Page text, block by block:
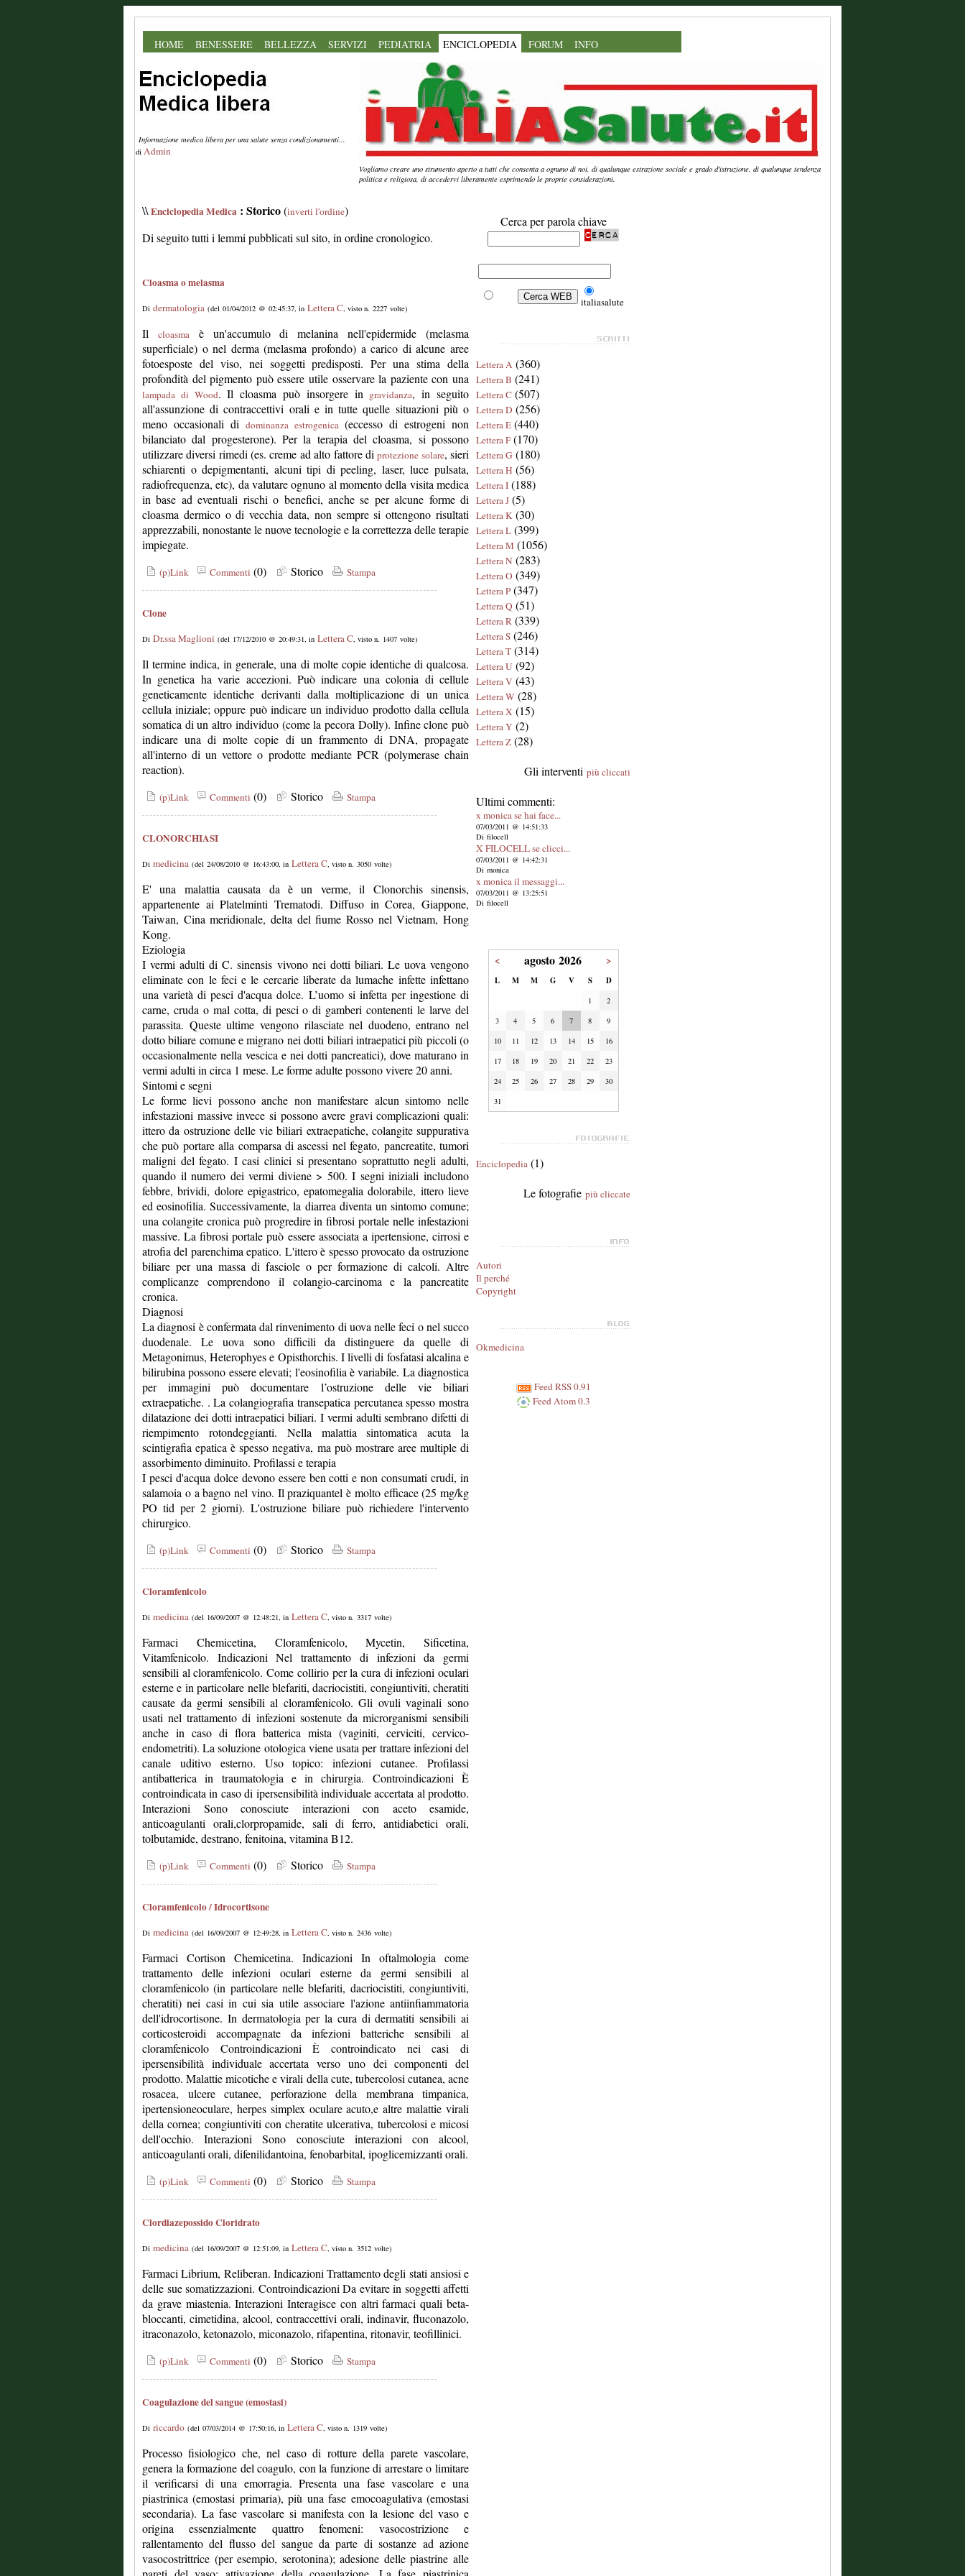
HOME BENESSERE BELLEZZA SERVIZI PEDIATRIA ENCICLOPEDIA FORUM INFO
Informazione medica libera per una salute senza condizionamenti...
di Admin
Vogliamo creare uno strumento aperto a tutti che consenta a ognuno di noi, di qualunque estrazione sociale e grado d'istruzione, di qualunque tendenza
politica e religiosa, di accedervi liberamente esprimendo le proprie considerazioni.
\\Enciclopedia Medica : Storico(inverti l'ordine)
Di seguito tutti i lemmi pubblicati sul sito, in ordine cronologico.
Cloasma o melasma
Di dermatologia (del 01/04/2012 @ 02:45:37, in Lettera C, visto n. 2227 volte)
Il cloasma è un'accumulo di melanina nell'epidermide (melasma
superficiale) o nel derma (melasma profondo) a carico di alcune aree
fotoesposte del viso, nei soggetti predisposti. Per una stima della
profondità del pigmento può essere utile osservare la paziente con una
lampada di Wood. Il cloasma può insorgere in gravidanza, in seguito
all'assunzione di contraccettivi orali e in tutte quelle situazioni più o
meno occasionali di dominanza estrogenica (eccesso di estrogeni non
bilanciato dal progesterone). Per la terapia del cloasma, si possono
utilizzare diversi rimedi (es. creme ad alto fattore diprotezione solare, sieri
schiarenti o depigmentanti, alcuni tipi di peeling, laser, luce pulsata,
radiofrequenza, etc), da valutare ognuno al momento della visita medica
in base ad eventuali rischi o benefici, anche se per alcune forme di
cloasma dermico o di vecchia data, non sempre si ottengono risultati
apprezzabili, nonostante le nuove tecnologie e la correttezza delle terapie
impiegate.
(p)Link Commenti (0) Storico Stampa
Clone
Di Dr.ssa Maglioni (del 17/12/2010 @ 20:49:31, in Lettera C, visto n. 1407 volte)
Il termine indica, in generale, una di molte copie identiche di qualcosa.
In genetica ha varie accezioni. Può indicare una colonia di cellule
geneticamente identiche derivanti dalla moltiplicazione di un unica
cellula iniziale; oppure può indicare un individuo prodotto dalla cellula
somatica di un altro individuo (come la pecora Dolly). Infine clone può
indicare una di molte copie di un frammento di DNA, propagate
all'interno di un vettore o prodotte mediante PCR (polymerase chain
reaction).
(p)Link Commenti (0) Storico Stampa
CLONORCHIASI
Di medicina (del 24/08/2010 @ 16:43:00, in Lettera C, visto n. 3050 volte)
E' una malattia causata da è un verme, il Clonorchis sinensis,
appartenente ai Platelminti Trematodi. Diffuso in Corea, Giappone,
Taiwan, Cina meridionale, delta del fiume Rosso nel Vietnam, Hong
Kong.
Eziologia
I vermi adulti di C. sinensis vivono nei dotti biliari. Le uova vengono
eliminate con le feci e le cercarie liberate da lumache infette infettano
una varietà di pesci d'acqua dolce. L’uomo si infetta per ingestione di
carne, cruda o mal cotta, di pesci o di gamberi contenenti le larve del
parassita. Queste ultime vengono rilasciate nel duodeno, entrano nel
dotto biliare comune e migrano nei dotti biliari intraepatici più piccoli (o
occasionalmente nella vescica e nei dotti pancreatici), dove maturano in
vermi adulti in circa 1 mese. Le forme adulte possono vivere 20 anni.
Sintomi e segni
Le forme lievi possono anche non manifestare alcun sintomo nelle
infestazioni massive invece si possono avere gravi complicazioni quali:
ittero da ostruzione delle vie biliari extraepatiche, colangite suppurativa
che può portare alla comparsa di ascessi nel fegato, pancreatite, tumori
maligni del fegato. I casi clinici si presentano soprattutto negli adulti,
quando il numero dei vermi diviene > 500. I segni iniziali includono
febbre, brividi, dolore epigastrico, epatomegalia dolorabile, ittero lieve
ed eosinofilia. Successivamente, la diarrea diventa un sintomo comune;
una colangite cronica può progredire in fibrosi portale nelle infestazioni
massive. La fibrosi portale può essere associata a ipertensione, cirrosi e
atrofia del parenchima epatico. L'ittero è spesso provocato da ostruzione
biliare per una massa di fasciole o per formazione di calcoli. Altre
complicanze comprendono il colangio-carcinoma e la pancreatite
cronica.
Diagnosi
La diagnosi è confermata dal rinvenimento di uova nelle feci o nel succo
duodenale. Le uova sono difficili da distinguere da quelle di
Metagonimus, Heterophyes e Opisthorchis. I livelli di fosfatasi alcalina e
bilirubina possono essere elevati; l'eosinofilia è variabile. La diagnostica
per immagini può documentare l’ostruzione delle vie biliari
extraepatiche. . La colangiografia transepatica percutanea spesso mostra
dilatazione dei dotti intraepatici biliari. I vermi adulti sembrano difetti di
riempimento rotondeggianti. Nella malattia sintomatica acuta la
scintigrafia epatica è spesso negativa, ma può mostrare aree multiple di
assorbimento diminuito. Profilassi e terapia
I pesci d'acqua dolce devono essere ben cotti e non consumati crudi, in
salamoia o a bagno nel vino. Il praziquantel è molto efficace (25 mg/kg
PO tid per 2 giorni). L'ostruzione biliare può richiedere l'intervento
chirurgico.
(p)Link Commenti (0) Storico Stampa
Cloramfenicolo
Di medicina (del 16/09/2007 @ 12:48:21, in Lettera C, visto n. 3317 volte)
Farmaci Chemicetina, Cloramfenicolo, Mycetin, Sificetina,
Vitamfenicolo. Indicazioni Nel trattamento di infezioni da germi
sensibili al cloramfenicolo. Come collirio per la cura di infezioni oculari
esterne e in particolare nelle blefariti, dacriocistiti, congiuntiviti, cheratiti
causate da germi sensibili al cloramfenicolo. Gli ovuli vaginali sono
usati nel trattamento di infezioni sostenute da microrganismi sensibili
anche in caso di flora batterica mista (vaginiti, cerviciti, cervico-
endometriti). La soluzione otologica viene usata per trattare infezioni del
canale uditivo esterno. Uso topico: infezioni cutanee. Profilassi
antibatterica in traumatologia e in chirurgia. Controindicazioni È
controindicata in caso di ipersensibilità individuale accertata al prodotto.
Interazioni Sono conosciute interazioni con aceto esamide,
anticoagulanti orali,clorpropamide, sali di ferro, antidiabetici orali,
tolbutamide, destrano, fenitoina, vitamina B12.
(p)Link Commenti (0) Storico Stampa
Cloramfenicolo / Idrocortisone
Di medicina (del 16/09/2007 @ 12:49:28, in Lettera C, visto n. 2436 volte)
Farmaci Cortison Chemicetina. Indicazioni In oftalmologia come
trattamento delle infezioni oculari esterne da germi sensibili al
cloramfenicolo (in particolare nelle blefariti, dacriocistiti, congiuntiviti,
cheratiti) nei casi in cui sia utile associare l'azione antiinfiammatoria
dell'idrocortisone. In dermatologia per la cura di dermatiti sensibili ai
corticosteroidi accompagnate da infezioni batteriche sensibili al
cloramfenicolo Controindicazioni È controindicato nei casi di
ipersensibilità individuale accertata verso uno dei componenti del
prodotto. Malattie micotiche e virali della cute, tubercolosi cutanea, acne
rosacea, ulcere cutanee, perforazione della membrana timpanica,
ipertensioneoculare, herpes simplex oculare acuto,e altre malattie virali
della cornea; congiuntiviti con cheratite ulcerativa, tubercolosi e micosi
dell'occhio. Interazioni Sono conosciute interazioni con alcool,
anticoagulanti orali, difenilidantoina, fenobarbital, ipoglicemizzanti orali.
(p)Link Commenti (0) Storico Stampa
Clordiazepossido Cloridrato
Di medicina (del 16/09/2007 @ 12:51:09, in Lettera C, visto n. 3512 volte)
Farmaci Librium, Reliberan. Indicazioni Trattamento degli stati ansiosi e
delle sue somatizzazioni. Controindicazioni Da evitare in soggetti affetti
da grave miastenia. Interazioni Interagisce con altri farmaci quali beta-
bloccanti, cimetidina, alcool, contraccettivi orali, indinavir, fluconazolo,
itraconazolo, ketonazolo, miconazolo, rifapentina, ritonavir, teofillinici.
(p)Link Commenti (0) Storico Stampa
Coagulazione del sangue (emostasi)
Di riccardo (del 07/03/2014 @ 17:50:16, in Lettera C, visto n. 1319 volte)
Processo fisiologico che, nel caso di rotture della parete vascolare,
genera la formazione del coagulo, con la funzione di arrestare o limitare
il verificarsi di una emorragia. Presenta una fase vascolare e una
piastrinica (emostasi primaria), più una fase emocoagulativa (emostasi
secondaria). La fase vascolare si manifesta con la lesione del vaso e
origina essenzialmente quattro fenomeni: vasocostrizione e
rallentamento del flusso del sangue da parte di sostanze ad azione
vasocostrittrice (per esempio, serotonina); adesione delle piastrine alle
Cerca per parola chiave
italiasalute
Lettera A (360)
Lettera B (241)
Lettera C (507)
Lettera D (256)
Lettera E (440)
Lettera F(170)
Lettera G (180)
Lettera H (56)
Lettera I (188)
Lettera J (5)
Lettera K (30)
Lettera L (399)
Lettera M (1056)
Lettera N (283)
Lettera O (349)
Lettera P(347)
Lettera Q (51)
Lettera R (339)
Lettera S (246)
Lettera T (314)
Lettera U (92)
Lettera V (43)
Lettera W (28)
Lettera X (15)
Lettera Y (2)
Lettera Z (28)
Gli interventi più cliccati
Ultimi commenti:
x monica se hai face...
07/03/2011 @ 14:51:33
Di filocell
X FILOCELL se clicci...
07/03/2011 @ 14:42:31
Di monica
x monica il messaggi...
07/03/2011 @ 13:25:51
Di filocell
< agosto 2026 >
L M M G V S D
1
2
3
4 5 6 7 8
9
10
11 12 13 14 15
16
17
18 19 20 21 22
23
24
25 26 27 28 29
30
31
Enciclopedia (1)
Le fotografie più cliccate
Autori
Il perché
Copyright
Okmedicina
Feed RSS 0.91
Feed Atom 0.3